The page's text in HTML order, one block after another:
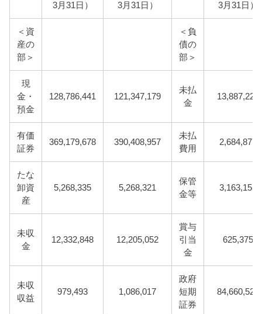
3月31日） 3月31日） 3月31日）
＜資
産の
部＞
＜負
債の
部＞
現
金・
預金
128,786,441 121,347,179
未払
金
13,887,226
有価
証券
369,179,678 390,408,957
未払
費用
2,684,877
たな
卸資
産
5,268,335 5,268,321
保管
金等
3,163,155
未収
金
12,332,848 12,205,052
賞与
引当
金
625,375
未収
収益
979,493 1,086,017
政府
短期
証券
84,660,527